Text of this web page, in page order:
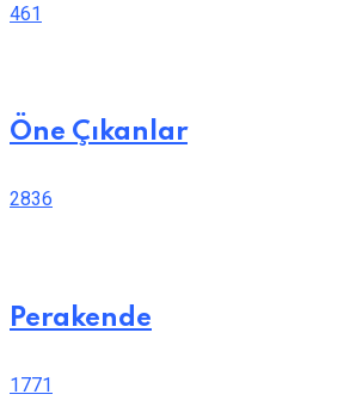
461
Öne Çıkanlar
2836
Perakende
1771